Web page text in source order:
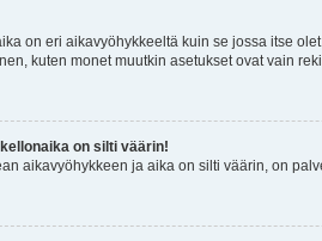
on eri aikavyöhykkeeltä kuin se jossa itse
kuten monet muutkin asetukset ovat vain
on silti väärin!
aikavyöhykkeen ja aika on silti väärin, on